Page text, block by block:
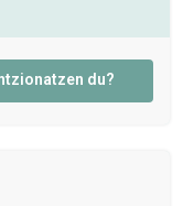
du?